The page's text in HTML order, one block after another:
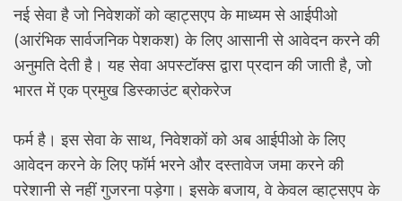
नई सेवा है जो निवेशकों को व्हाट्सएप के माध्यम से आईपीओ
(आरंभिक सार्वजनिक पेशकश) के लिए आसानी से आवेदन करने की
अनुमति देती है। यह सेवा अपस्टॉक्स द्वारा प्रदान की जाती है, जो
भारत में एक प्रमुख डिस्काउंट ब्रोकरेज
फर्म है। इस सेवा के साथ, निवेशकों को अब आईपीओ के लिए
आवेदन करने के लिए फॉर्म भरने और दस्तावेज जमा करने की
परेशानी से नहीं गुजरना पड़ेगा। इसके बजाय, वे केवल व्हाट्सएप के